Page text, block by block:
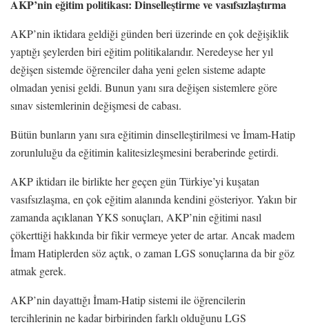
AKP’nin eğitim politikası: Dinselleştirme ve vasıfsızlaştırma
AKP’nin iktidara geldiği günden beri üzerinde en çok değişiklik
yaptığı şeylerden biri eğitim politikalarıdır. Neredeyse her yıl
değişen sistemde öğrenciler daha yeni gelen sisteme adapte
olmadan yenisi geldi. Bunun yanı sıra değişen sistemlere göre
sınav sistemlerinin değişmesi de cabası.
Bütün bunların yanı sıra eğitimin dinselleştirilmesi ve İmam-Hatip
zorunluluğu da eğitimin kalitesizleşmesini beraberinde getirdi.
AKP iktidarı ile birlikte her geçen gün Türkiye’yi kuşatan
vasıfsızlaşma, en çok eğitim alanında kendini gösteriyor. Yakın bir
zamanda açıklanan YKS sonuçları, AKP’nin eğitimi nasıl
çökerttiği hakkında bir fikir vermeye yeter de artar. Ancak madem
İmam Hatiplerden söz açtık, o zaman LGS sonuçlarına da bir göz
atmak gerek.
AKP’nin dayattığı İmam-Hatip sistemi ile öğrencilerin
tercihlerinin ne kadar birbirinden farklı olduğunu LGS